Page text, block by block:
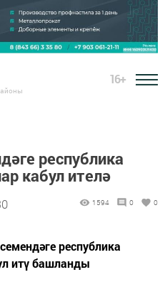
16+
республика
кабул ителә
1594 0 0
республика
итү башланды